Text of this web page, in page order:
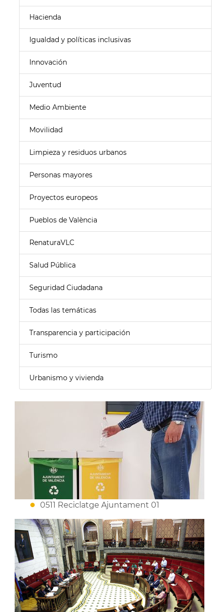
Hacienda
Igualdad y políticas inclusivas
Innovación
Juventud
Medio Ambiente
Movilidad
Limpieza y residuos urbanos
Personas mayores
Proyectos europeos
Pueblos de València
RenaturaVLC
Salud Pública
Seguridad Ciudadana
Todas las temáticas
Transparencia y participación
Turismo
Urbanismo y vivienda
0511 Reciclatge Ajuntament 01